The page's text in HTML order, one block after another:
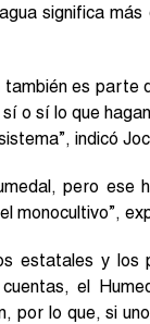
significa
es parte
o sí lo que
indicó
pero ese
monocultivo”,
estatales y
el
por lo que, si